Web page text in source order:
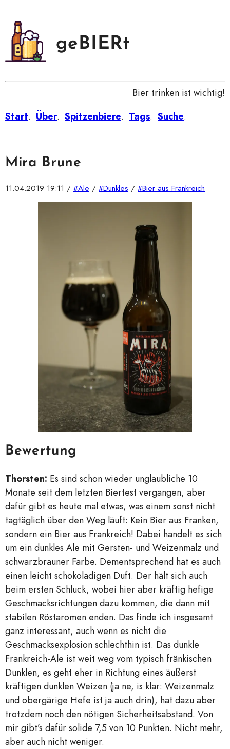
geBIERt
Bier trinken ist wichtig!
Start. Über. Spitzenbiere. Tags. Suche.
Mira Brune
11.04.2019 19:11 / #Ale / #Dunkles / #Bier aus Frankreich
Bewertung
Thorsten: Es sind schon wieder unglaubliche 10
Monate seit dem letzten Biertest vergangen, aber
dafür gibt es heute mal etwas, was einem sonst nicht
tagtäglich über den Weg läuft: Kein Bier aus Franken,
sondern ein Bier aus Frankreich! Dabei handelt es sich
um ein dunkles Ale mit Gersten- und Weizenmalz und
schwarzbrauner Farbe. Dementsprechend hat es auch
einen leicht schokoladigen Duft. Der hält sich auch
beim ersten Schluck, wobei hier aber kräftig hefige
Geschmacksrichtungen dazu kommen, die dann mit
stabilen Röstaromen enden. Das finde ich insgesamt
ganz interessant, auch wenn es nicht die
Geschmacksexplosion schlechthin ist. Das dunkle
Frankreich-Ale ist weit weg vom typisch fränkischen
Dunklen, es geht eher in Richtung eines äußerst
kräftigen dunklen Weizen (ja ne, is klar: Weizenmalz
und obergärige Hefe ist ja auch drin), hat dazu aber
trotzdem noch den nötigen Sicherheitsabstand. Von
mir gibt’s dafür solide 7,5 von 10 Punkten. Nicht mehr,
aber auch nicht weniger.